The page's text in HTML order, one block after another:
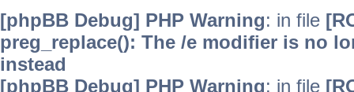
[phpBB Debug] PHP Warning: in file
preg_replace(): The /e modifier is no
instead
[phpBB Debug] PHP Warning: in file